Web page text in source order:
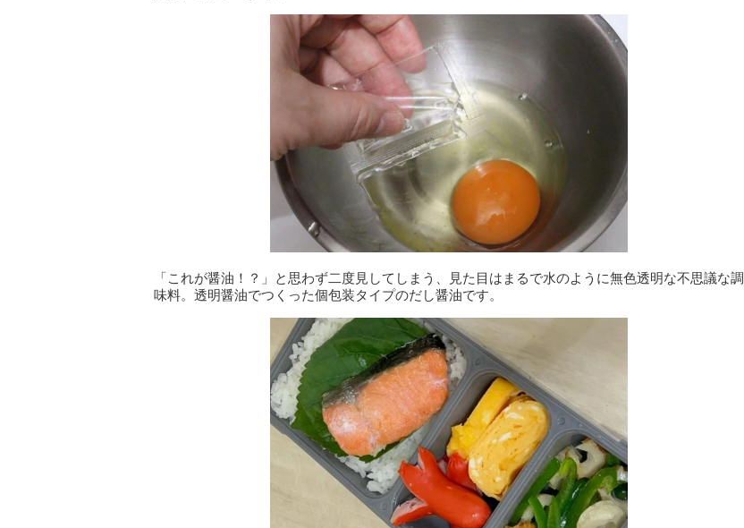
「これが醤油！？」と思わず二度見してしまう、見た目はまるで水のように無色透明な不思議な調
味料。透明醤油でつくった個包装タイプのだし醤油です。